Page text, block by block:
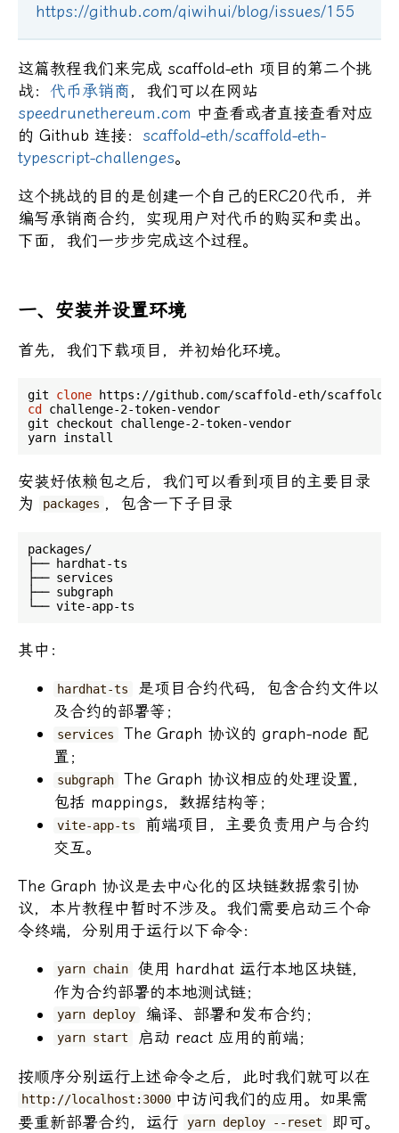
https://github.com/qiwihui/blog/issues/155
这篇教程我们来完成 scaffold-eth 项目的第二个挑
战： 代币承销商，我们可以在网站
speedrunethereum.com 中查看或者直接查看对应
的 Github 连接： scaffold-eth/scaffold-eth-
typescript-challenges。
这个挑战的目的是创建一个自己的ERC20代币，并
编写承销商合约，实现用户对代币的购买和卖出。
下面，我们一步步完成这个过程。
一、安装并设置环境
首先，我们下载项目，并初始化环境。
git clone
cd
challenge-2-token-vendor
git checkout challenge-2-token-vendor
安装好依赖包之后，我们可以看到项目的主要目录
为
packages ，包含一下子目录
packages/
├── hardhat-ts
├── services
├── subgraph
其中：
hardhat-ts
是项目合约代码，包含合约文件以
及合约的部署等；
services
The Graph 协议的 graph-node 配
置；
subgraph
The Graph 协议相应的处理设置，
包括 mappings，数据结构等；
vite-app-ts
前端项目，主要负责用户与合约
交互。
The Graph 协议是去中心化的区块链数据索引协
议，本片教程中暂时不涉及。我们需要启动三个命
令终端，分别用于运行以下命令：
yarn chain
使用 hardhat 运行本地区块链，
作为合约部署的本地测试链；
yarn deploy 编译、部署和发布合约；
yarn start
启动 react 应用的前端；
按顺序分别运行上述命令之后，此时我们就可以在
http://localhost:3000 中访问我们的应用。如果需
要重新部署合约，运行
yarn deploy --reset 即可。